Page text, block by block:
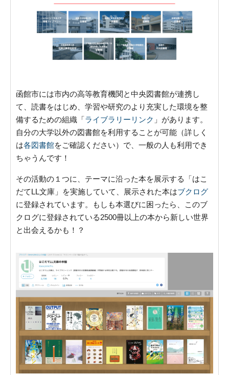
函館市には市内の高等教育機関と中央図書館が連携し
て、読書をはじめ、学習や研究のより充実した環境を整
備するための組織「ライブラリーリンク 」があります。
自分の大学以外の図書館を利用することが可能（詳しく
は各図書館をご確認ください）で、一般の人も利用でき
ちゃうんです！
その活動の１つに、テーマに沿った本を展示する「はこ
だてLL文庫」を実施していて、展示された本はブクログ
に登録されています。もしも本選びに困ったら、このブ
クログに登録されている2500冊以上の本から新しい世界
と出会えるかも！？